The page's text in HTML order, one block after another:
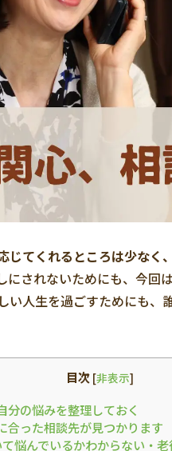
じてくれるところは少なく
にされないためにも、今回
い人生を過ごすためにも、
目次 [非表示]
分の悩みを整理しておく
合った相談先が見つかります
悩んでいるかわからない・